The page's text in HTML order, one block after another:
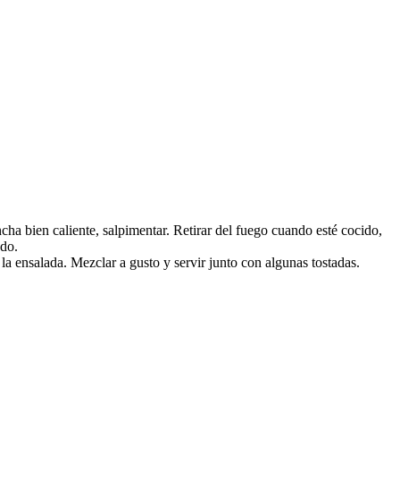
bien caliente, salpimentar. Retirar del fuego cuando esté cocido,
ensalada. Mezclar a gusto y servir junto con algunas tostadas.